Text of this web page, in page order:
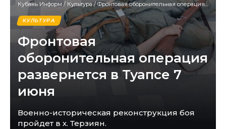
Кубань Информ / Культура/Фронтовая оборонительная операция развернется в Туапсе 7 июня
КУЛЬТУРА
Фронтовая
оборонительная операция
развернется в Туапсе 7
июня
Военно-историческая реконструкция боя
пройдет в х. Терзиян.